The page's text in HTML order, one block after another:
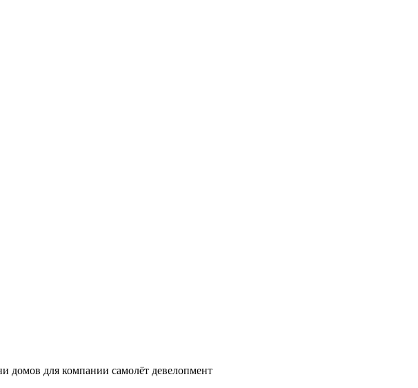
домов для компании самолёт девелопмент